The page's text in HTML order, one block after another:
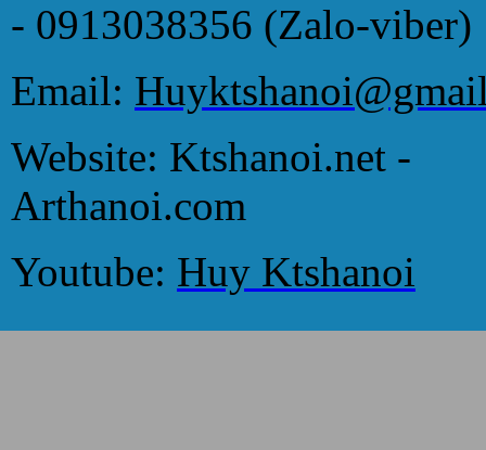
- 0913038356 (Zalo-viber)
Email:
Website: Ktshanoi.net -
Arthanoi.com
Youtube: Huy Ktshanoi